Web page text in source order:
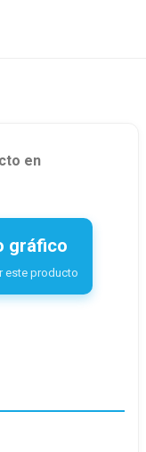
en
gráfico
este producto